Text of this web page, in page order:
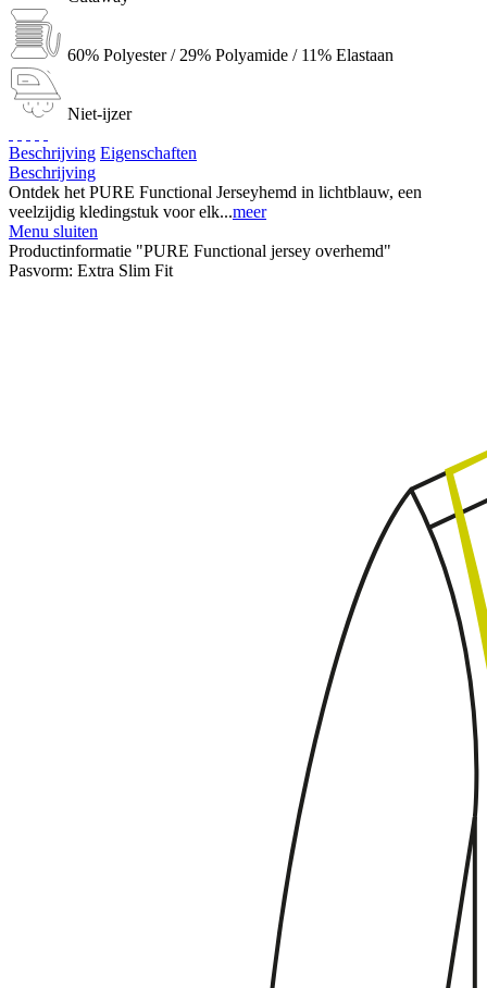
60% Polyester / 29% Polyamide / 11% Elastaan
Niet-ijzer
Beschrijving Eigenschaften
Beschrijving
Ontdek het PURE Functional Jerseyhemd in lichtblauw, een
veelzijdig kledingstuk voor elk...meer
Menu sluiten
Productinformatie "PURE Functional jersey overhemd"
Pasvorm: Extra Slim Fit